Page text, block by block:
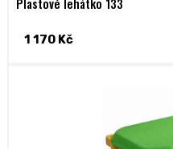
1 170 Kč